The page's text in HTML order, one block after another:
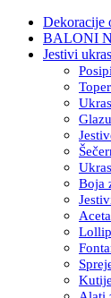
Dekoracije
BALONI
Jestivi
Posipi
Boja